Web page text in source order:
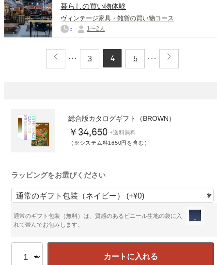
暮らしの買い物体験
ヴィンテージ家具・雑貨の買い物コース
- 1〜2人
3 4 5
総合版カタログギフト（BROWN）
￥34,650 +送料無料
（※システム料1650円を含む）
ラッピングをお選びください
通常のギフト包装（無料）は、質感のあるビニール生地の袋に入
れて畳んでお包みします。
カートに入れる